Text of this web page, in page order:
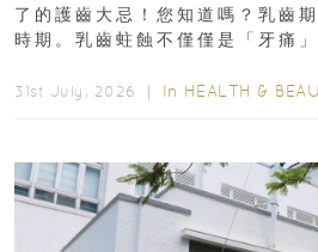
了的護齒大忌！您知道嗎？乳齒
時期。乳齒蛀蝕不僅僅是「牙痛
31st July, 2026 ｜ In HEALTH &